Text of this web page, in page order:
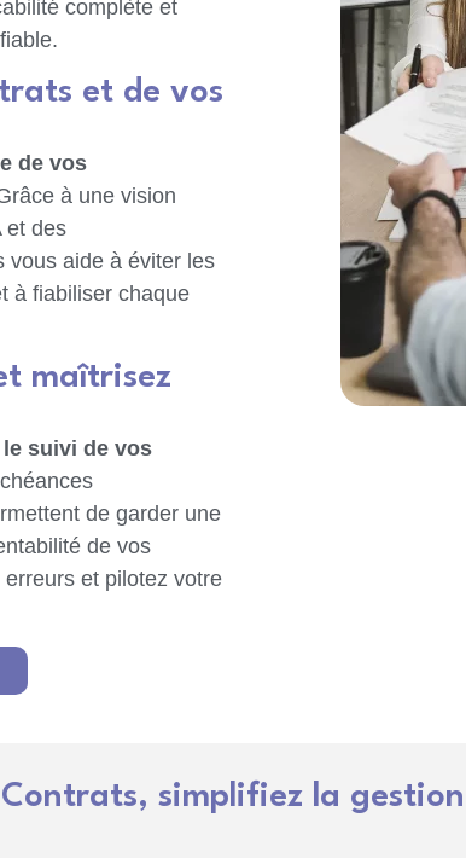
complète et
et de vos
de vos
à une vision
et des
vous aide à éviter les
à fiabiliser chaque
maîtrisez
suivi de vos
de garder une
de vos
et pilotez votre
simplifiez la